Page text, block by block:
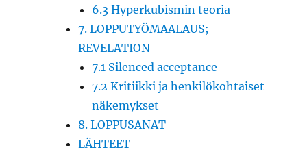
6.3 Hyperkubismin teoria
7. LOPPUTYÖMAALAUS;
REVELATION
7.1 Silenced acceptance
7.2 Kritiikki ja henkilökohtaiset
näkemykset
8. LOPPUSANAT
LÄHTEET